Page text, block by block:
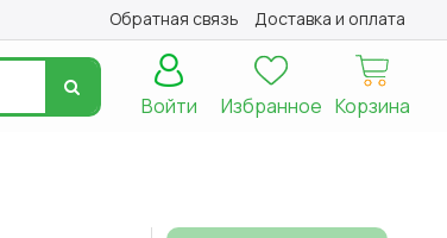
Обратная связь Доставка и оплата
Корзина
Избранное
Войти